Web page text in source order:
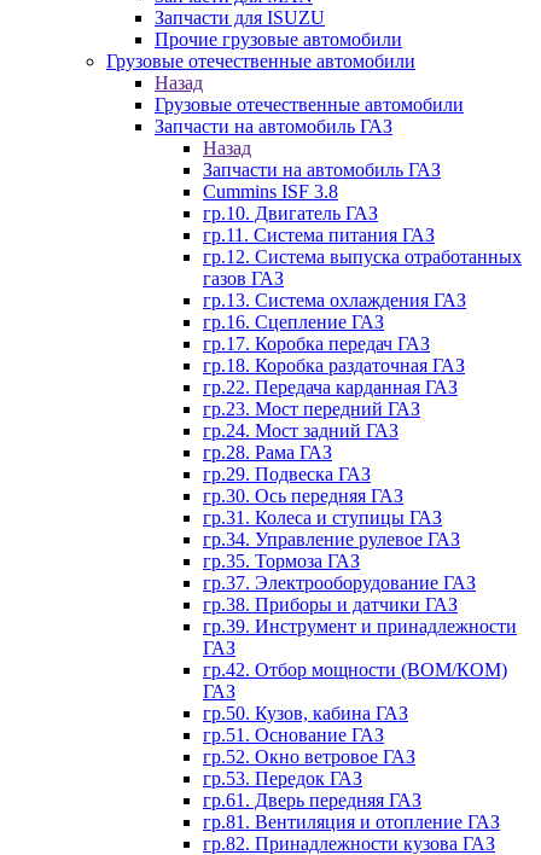
Запчасти для ISUZU
Прочие грузовые автомобили
Грузовые отечественные автомобили
Назад
Грузовые отечественные автомобили
Запчасти на автомобиль ГАЗ
Назад
Запчасти на автомобиль ГАЗ
Cummins ISF 3.8
гр.10. Двигатель ГАЗ
гр.11. Система питания ГАЗ
гр.12. Система выпуска отработанных
газов ГАЗ
гр.13. Система охлаждения ГАЗ
гр.16. Сцепление ГАЗ
гр.17. Коробка передач ГАЗ
гр.18. Коробка раздаточная ГАЗ
гр.22. Передача карданная ГАЗ
гр.23. Мост передний ГАЗ
гр.24. Мост задний ГАЗ
гр.28. Рама ГАЗ
гр.29. Подвеска ГАЗ
гр.30. Ось передняя ГАЗ
гр.31. Колеса и ступицы ГАЗ
гр.34. Управление рулевое ГАЗ
гр.35. Тормоза ГАЗ
гр.37. Электрооборудование ГАЗ
гр.38. Приборы и датчики ГАЗ
гр.39. Инструмент и принадлежности
ГАЗ
гр.42. Отбор мощности (ВОМ/КОМ)
ГАЗ
гр.50. Кузов, кабина ГАЗ
гр.51. Основание ГАЗ
гр.52. Окно ветровое ГАЗ
гр.53. Передок ГАЗ
гр.61. Дверь передняя ГАЗ
гр.81. Вентиляция и отопление ГАЗ
гр.82. Принадлежности кузова ГАЗ